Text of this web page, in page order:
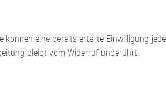
eine bereits erteilte Einwilligung
bleibt vom Widerruf unberührt.